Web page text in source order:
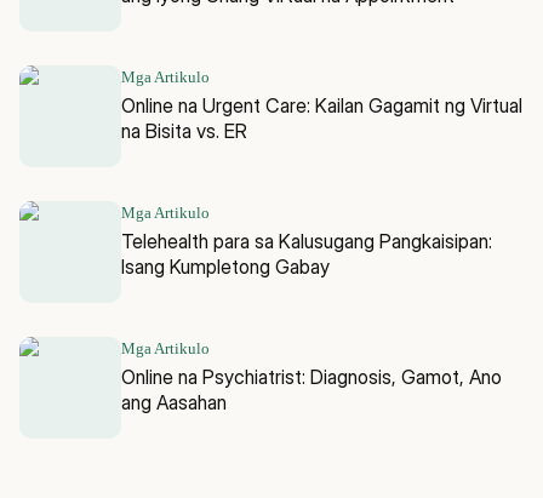
Mga Artikulo
Online na Urgent Care: Kailan Gagamit ng Virtual
na Bisita vs. ER
Mga Artikulo
Telehealth para sa Kalusugang Pangkaisipan:
Isang Kumpletong Gabay
Mga Artikulo
Online na Psychiatrist: Diagnosis, Gamot, Ano
ang Aasahan